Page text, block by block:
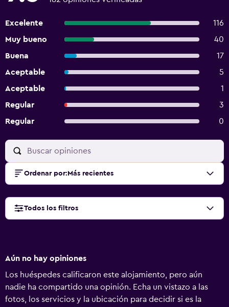
Excelente
116
Muy bueno
40
Buena
17
Aceptable
5
Aceptable
1
Regular
3
Regular
0
Ordenar por: Más recientes
Todos los filtros
Aún no hay opiniones
Los huéspedes calificaron este alojamiento, pero aún
nadie ha compartido una opinión. Echa un vistazo a las
fotos, los servicios y la ubicación para decidir si es la